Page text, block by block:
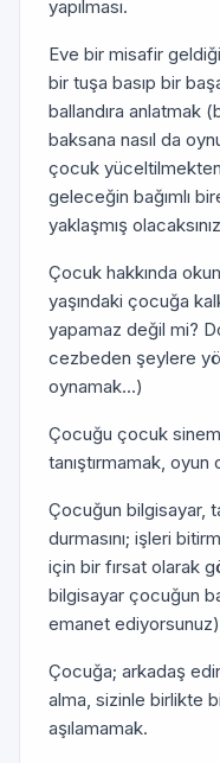
yapılması.
Eve bir misafir
bir tuşa basıp bir
ballandıra anlatmak
baksana nasıl da
çocuk
geleceğin bağımlı
yaklaşmış
Çocuk hakkında
yaşındaki çocuğa
yapamaz değil mi?
cezbeden şeylere
oynamak...)
Çocuğu çocuk
tanıştırmamak,
Çocuğun bilgisayar,
durmasını; işleri
için bir fırsat olarak
bilgisayar çocuğun
emanet ediyorsunuz)
Çocuğa; arkadaş
alma, sizinle birlikte
aşılamamak.